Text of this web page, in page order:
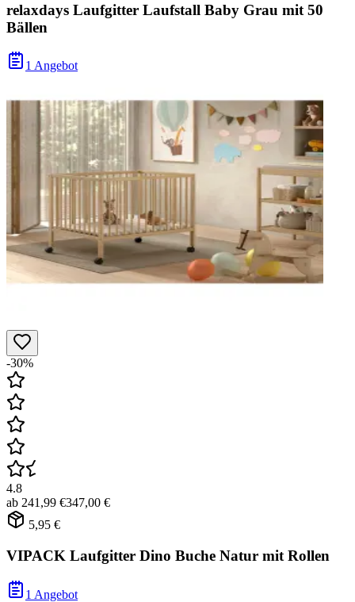
relaxdays Laufgitter Laufstall Baby Grau mit 50
Bällen
1 Angebot
-30%
4.8
ab 241,99 €347,00 €
5,95 €
VIPACK Laufgitter Dino Buche Natur mit Rollen
1 Angebot